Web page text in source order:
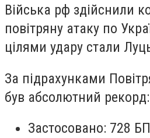
Війська рф здійснили
повітряну атаку по
цілями удару стали
За підрахунками
був абсолютний рекорд:
Застосовано: 728